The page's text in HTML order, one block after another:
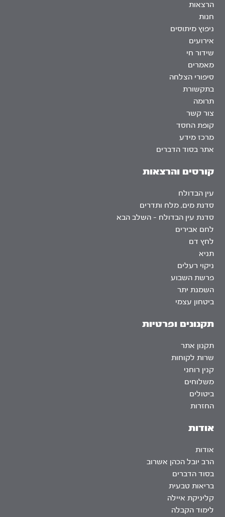
אודות
אודות
הרב יובל הכהן אשרוב
בסוד הדברים
בריאות טבעית
קליניקת איילה
לימוד הקבלה
הרצאות
חנות
ניפוץ מיתוסים
אירועים
שידור חי
מאמרים
סיפורי הצלחה
בתקשורת
תרומה
צור קשר
קופת החסד
מרכז מידע
אתר בסוד הדברים
קורסים והרצאות
עין הבדולח
סדנת מים, מלח ותדרים
סדנת עין הבדולח – השלב הבא
לחם אבירים
לחץ דם
תניא
ניקוי רעלים
פרשת השבוע
השמנת יתר
ביטחון עצמי
תקנונים ופרטיות
תקנון אתר
שרות לקוחות
קנין רוחני
משלוחים
ביטולים
החזרות